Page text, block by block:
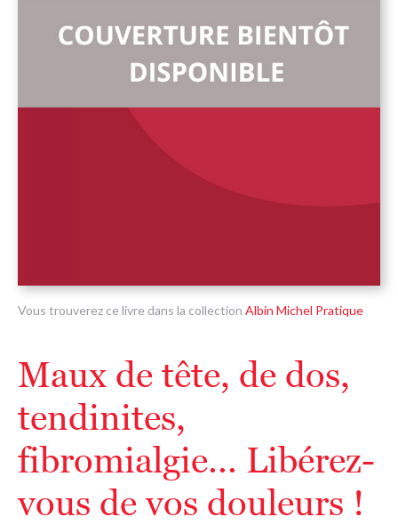
Vous trouverez ce livre dans la collection Albin Michel Pratique
Maux de tête, de dos,
tendinites,
fibromialgie... Libérez-
vous de vos douleurs !